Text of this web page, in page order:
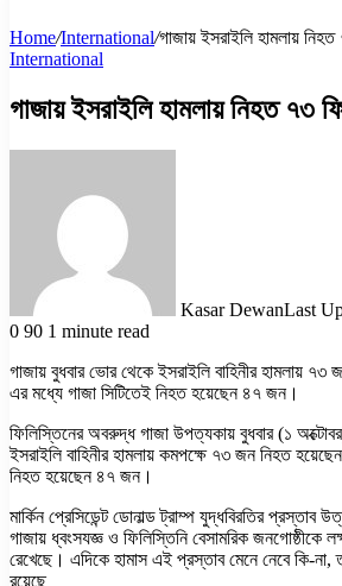
Home/International/গাজায় ইসরাইলি হামলায় নিহত
International
গাজায় ইসরাইলি হামলায় নিহত ৭৩
Kasar DewanLast
0 90 1 minute read
গাজায় বুধবার ভোর থেকে ইসরাইলি বাহিনীর হামলায় ৭৩
এর মধ্যে গাজা সিটিতেই নিহত হয়েছেন ৪৭ জন।
ফিলিস্তিনের অবরুদ্ধ গাজা উপত্যকায় বুধবার (১
ইসরাইলি বাহিনীর হামলায় কমপক্ষে ৭৩ জন নিহত
নিহত হয়েছেন ৪৭ জন।
মার্কিন প্রেসিডেন্ট ডোনাল্ড ট্রাম্প যুদ্ধবিরতির প্রস্তাব
গাজায় ধ্বংসযজ্ঞ ও ফিলিস্তিনি বেসামরিক জনগোষ্ঠীকে
রেখেছে। এদিকে হামাস এই প্রস্তাব মেনে নেবে কি-না,
রয়েছে